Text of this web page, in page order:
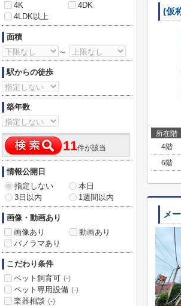
(仮
所在階
4階
6階
メ
4K
4DK
4LDK以上
面積
～
駅からの徒歩
築年数
11件が該当
情報公開日
指定しない
本日
3日以内
1週間以内
画像・動画あり
画像あり
動画あり
パノラマあり
こだわり条件
ペット飼育可 (-)
ペット専用設備 (-)
楽器相談 (-)